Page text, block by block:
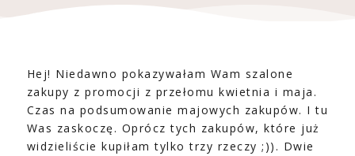
Hej! Niedawno pokazywałam Wam szalone
zakupy z promocji z przełomu kwietnia i maja.
Czas na podsumowanie majowych zakupów. I tu
Was zaskoczę. Oprócz tych zakupów, które już
widzieliście kupiłam tylko trzy rzeczy ;)). Dwie